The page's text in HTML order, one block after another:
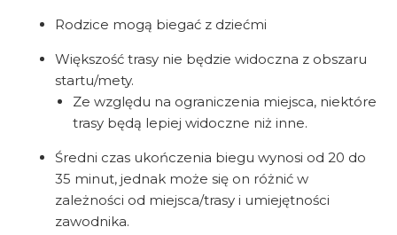
Rodzice mogą biegać z dziećmi
Większość trasy nie będzie widoczna z obszaru
startu/mety.
Ze względu na ograniczenia miejsca, niektóre
trasy będą lepiej widoczne niż inne.
Średni czas ukończenia biegu wynosi od 20 do
35 minut, jednak może się on różnić w
zależności od miejsca/trasy i umiejętności
zawodnika.